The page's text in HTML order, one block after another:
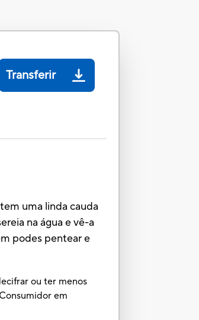
Transferir
uma linda cauda
na água e vê-a
podes pentear e
ou ter menos
em